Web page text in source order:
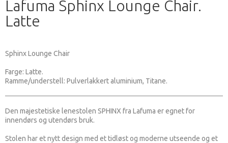
Lafuma Sphinx Lounge Chair.
Latte
Sphinx Lounge Chair
Farge: Latte.
Ramme/understell: Pulverlakkert aluminium, Titane.
Den majestetiske lenestolen SPHINX fra Lafuma er egnet for
innendørs og utendørs bruk.
Stolen har et nytt design med et tidløst og moderne utseende og et